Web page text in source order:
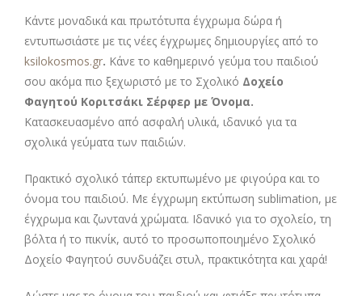
Κάντε μοναδικά και πρωτότυπα έγχρωμα δώρα ή
εντυπωσιάστε με τις νέες έγχρωμες δημιουργίες από το
ksilokosmos.gr. Κάνε το καθημερινό γεύμα του παιδιού
σου ακόμα πιο ξεχωριστό με το Σχολικό Δοχείο
Φαγητού Κοριτσάκι Σέρφερ με Όνομα.
Κατασκευασμένο από ασφαλή υλικά, ιδανικό για τα
σχολικά γεύματα των παιδιών.
Πρακτικό σχολικό τάπερ εκτυπωμένο με φιγούρα και το
όνομα του παιδιού. Με έγχρωμη εκτύπωση sublimation, με
έγχρωμα και ζωντανά χρώματα. Ιδανικό για το σχολείο, τη
βόλτα ή το πικνίκ, αυτό το προσωποποιημένο Σχολικό
Δοχείο Φαγητού συνδυάζει στυλ, πρακτικότητα και χαρά!